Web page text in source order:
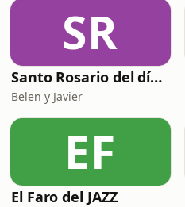
SR
Santo Rosario del día. 🙏 Reza con nosotros en castellano 🇪🇸
Belen y Javier
EF
El Faro del JAZZ